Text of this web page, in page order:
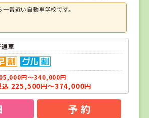
一番近い自動車学校です。
通車
円～340,000円
込 225,500円～374,000円
予 約